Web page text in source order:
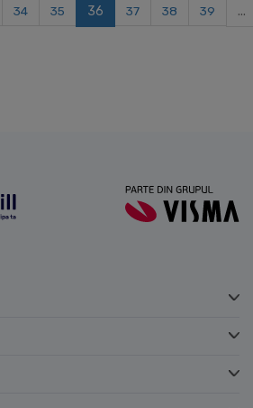
34 35 36 37 38 39 ...